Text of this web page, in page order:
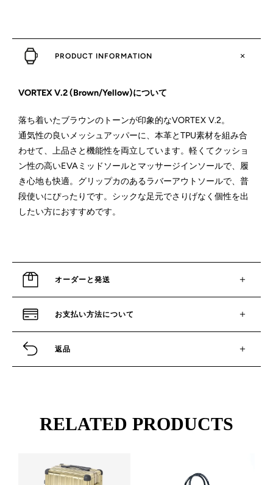
PRODUCT INFORMATION
VORTEX V.2 (Brown/Yellow)について
落ち着いたブラウンのトーンが印象的なVORTEX V.2。
通気性の良いメッシュアッパーに、本革とTPU素材を組み合
わせて、上品さと機能性を両立しています。軽くてクッショ
ン性の高いEVAミッドソールとマッサージインソールで、履
き心地も快適。グリップカのあるラバーアウトソールで、普
段使いにぴったりです。シックな足元でさりげなく個性を出
したい方におすすめです。
オーダーと発送
お支払い方法について
返品
RELATED PRODUCTS